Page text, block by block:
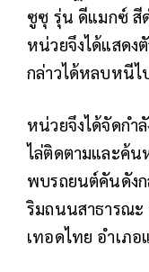
ซูซุ รุ่น ดีแมกซ์ สี
หน่วยจึงได้แสดง
กล่าวได้หลบหนีไ
หน่วยจึงได้จัดกำ
ไล่ติดตามและค้น
พบรถยนต์คันดัง
ริมถนนสาธารณ
เทอดไทย อำเภอ